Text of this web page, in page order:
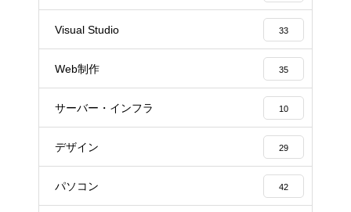
Visual Studio 33
Web制作 35
サーバー・インフラ 10
デザイン 29
パソコン 42